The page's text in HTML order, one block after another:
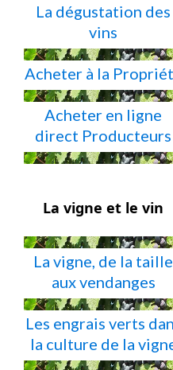
La dégustation des
vins
Acheter à la
Acheter en ligne
direct Producteurs
La vigne et le vin
La vigne, de la taille
aux vendanges
Les engrais verts
la culture de la